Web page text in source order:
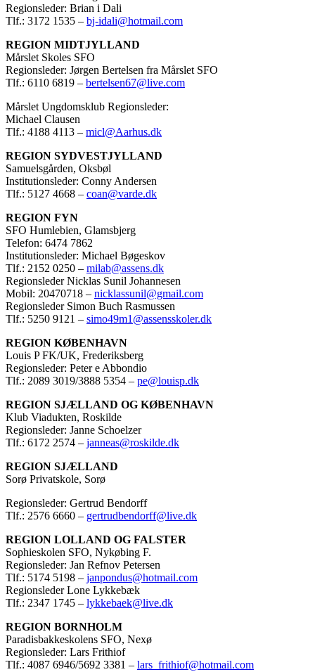
Regionsleder: Brian i Dali
Tlf.: 3172 1535 – bj-idali@hotmail.com
REGION MIDTJYLLAND
Mårslet Skoles SFO
Regionsleder: Jørgen Bertelsen fra Mårslet SFO
Tlf.: 6110 6819 – bertelsen67@live.com
Mårslet Ungdomsklub Regionsleder:
Michael Clausen
Tlf.: 4188 4113 – micl@Aarhus.dk
REGION SYDVESTJYLLAND
Samuelsgården, Oksbøl
Institutionsleder: Conny Andersen
Tlf.: 5127 4668 – coan@varde.dk
REGION FYN
SFO Humlebien, Glamsbjerg
Telefon: 6474 7862
Institutionsleder: Michael Bøgeskov
Tlf.: 2152 0250 – milab@assens.dk
Regionsleder Nicklas Sunil Johannesen
Mobil: 20470718 – nicklassunil@gmail.com
Regionsleder Simon Buch Rasmussen
Tlf.: 5250 9121 – simo49m1@assensskoler.dk
REGION KØBENHAVN
Louis P FK/UK, Frederiksberg
Regionsleder: Peter e Abbondio
Tlf.: 2089 3019/3888 5354 – pe@louisp.dk
REGION SJÆLLAND OG KØBENHAVN
Klub Viadukten, Roskilde
Regionsleder: Janne Schoelzer
Tlf.: 6172 2574 – janneas@roskilde.dk
REGION SJÆLLAND
Sorø Privatskole, Sorø
Regionsleder: Gertrud Bendorff
Tlf.: 2576 6660 – gertrudbendorff@live.dk
REGION LOLLAND OG FALSTER
Sophieskolen SFO, Nykøbing F.
Regionsleder: Jan Refnov Petersen
Tlf.: 5174 5198 – janpondus@hotmail.com
Regionsleder Lone Lykkebæk
Tlf.: 2347 1745 – lykkebaek@live.dk
REGION BORNHOLM
Paradisbakkeskolens SFO, Nexø
Regionsleder: Lars Frithiof
Tlf.: 4087 6946/5692 3381 – lars_frithiof@hotmail.com